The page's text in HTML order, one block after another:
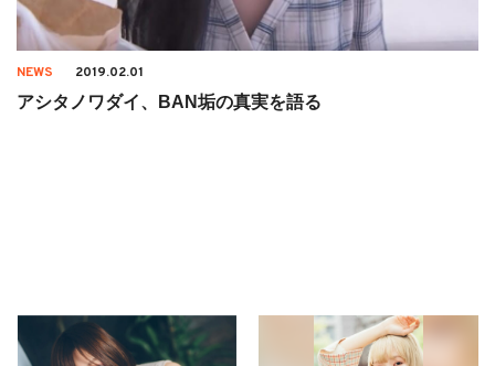
NEWS 2019.02.01
アシタノワダイ、BAN垢の真実を語る